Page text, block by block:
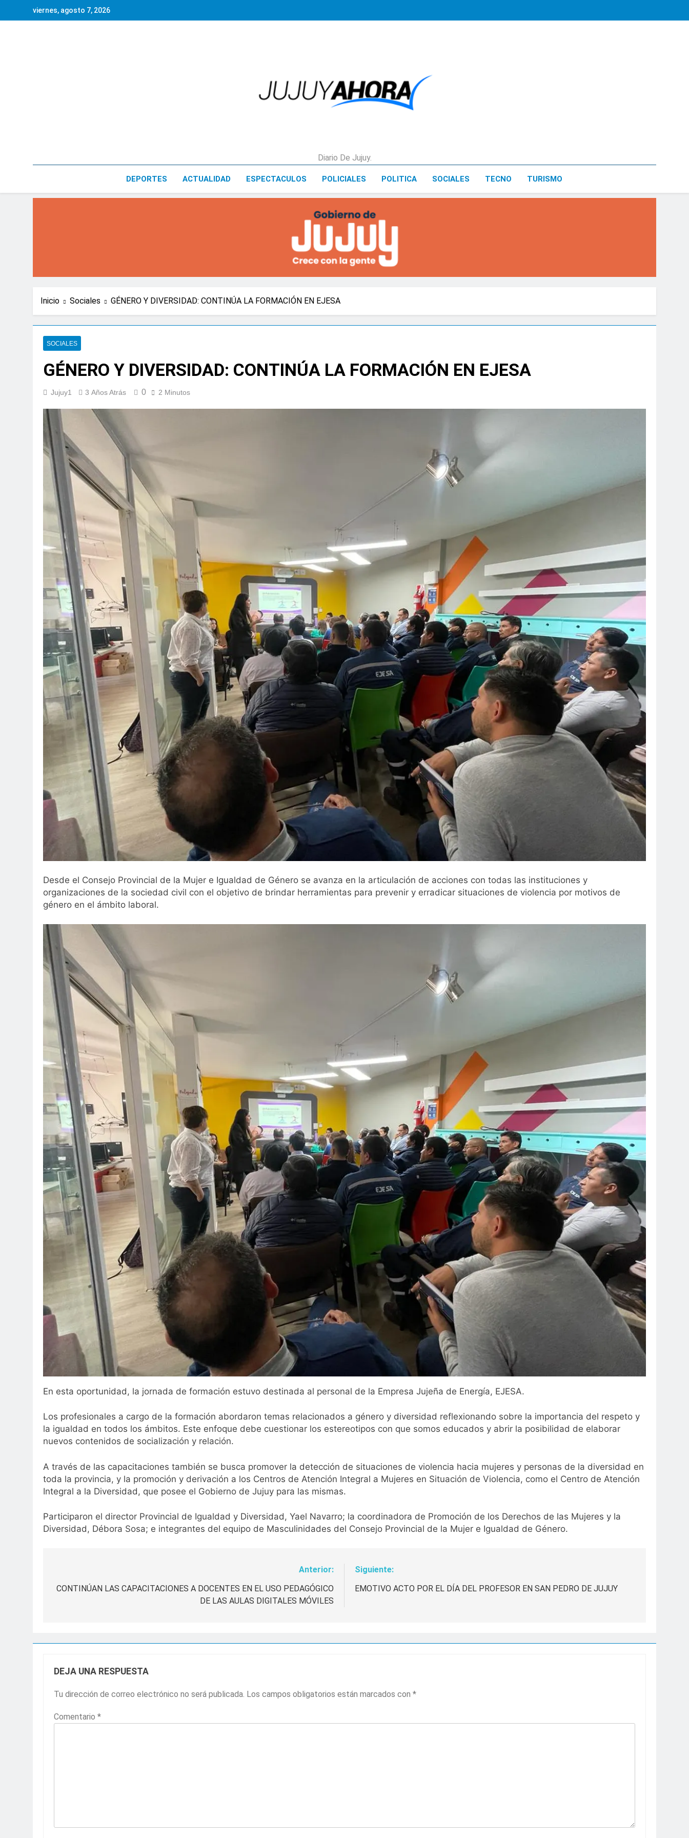
viernes, agosto 7, 2026
Jujuy Ahora!
Diario De Jujuy.
DEPORTES ACTUALIDAD ESPECTACULOS POLICIALES POLITICA SOCIALES TECNO TURISMO
Inicio Sociales GÉNERO Y DIVERSIDAD: CONTINÚA LA FORMACIÓN EN EJESA
SOCIALES
GÉNERO Y DIVERSIDAD: CONTINÚA LA FORMACIÓN EN EJESA
Jujuy1 3 Años Atrás 0 2 Minutos
Desde el Consejo Provincial de la Mujer e Igualdad de Género se avanza en la articulación de acciones con todas las instituciones y
organizaciones de la sociedad civil con el objetivo de brindar herramientas para prevenir y erradicar situaciones de violencia por motivos de
género en el ámbito laboral.
En esta oportunidad, la jornada de formación estuvo destinada al personal de la Empresa Jujeña de Energía, EJESA.
Los profesionales a cargo de la formación abordaron temas relacionados a género y diversidad reflexionando sobre la importancia del respeto y
la igualdad en todos los ámbitos. Este enfoque debe cuestionar los estereotipos con que somos educados y abrir la posibilidad de elaborar
nuevos contenidos de socialización y relación.
A través de las capacitaciones también se busca promover la detección de situaciones de violencia hacia mujeres y personas de la diversidad en
toda la provincia, y la promoción y derivación a los Centros de Atención Integral a Mujeres en Situación de Violencia, como el Centro de Atención
Integral a la Diversidad, que posee el Gobierno de Jujuy para las mismas.
Participaron el director Provincial de Igualdad y Diversidad, Yael Navarro; la coordinadora de Promoción de los Derechos de las Mujeres y la
Diversidad, Débora Sosa; e integrantes del equipo de Masculinidades del Consejo Provincial de la Mujer e Igualdad de Género.
de
Anterior:
CONTINÚAN LAS CAPACITACIONES A DOCENTES EN EL USO PEDAGÓGICO
DE LAS AULAS DIGITALES MÓVILES
Siguiente:
EMOTIVO ACTO POR EL DÍA DEL PROFESOR EN SAN PEDRO DE JUJUY
DEJA UNA RESPUESTA
Tu dirección de correo electrónico no será publicada. Los campos obligatorios están marcados con *
Comentario *